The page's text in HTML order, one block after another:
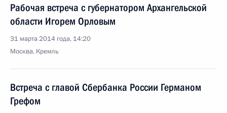
Рабочая встреча с губернатором Архангельской
области Игорем Орловым
31 марта 2014 года, 14:20
Москва, Кремль
Встреча с главой Сбербанка России Германом
Грефом